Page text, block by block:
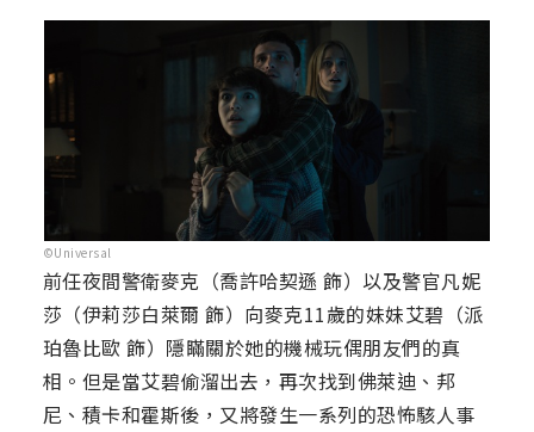
©Universal
前任夜間警衛麥克（喬許哈契遜 飾）以及警官凡妮
莎（伊莉莎白萊爾 飾）向麥克11歲的妹妹艾碧（派
珀魯比歐 飾）隱瞞關於她的機械玩偶朋友們的真
相。但是當艾碧偷溜出去，再次找到佛萊迪、邦
尼、積卡和霍斯後，又將發生一系列的恐怖駭人事